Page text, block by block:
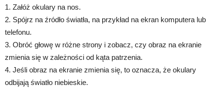
1. Załóż okulary na nos.
2. Spójrz na źródło światła, na przykład na ekran komputera lub
telefonu.
3. Obróć głowę w różne strony i zobacz, czy obraz na ekranie
zmienia się w zależności od kąta patrzenia.
4. Jeśli obraz na ekranie zmienia się, to oznacza, że okulary
odbijają światło niebieskie.